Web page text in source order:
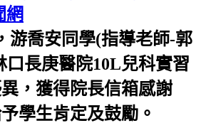
網
游喬安同學(指導老師-郭
口長庚醫院10L兒科實習
，獲得院長信箱感謝
學生肯定及鼓勵。